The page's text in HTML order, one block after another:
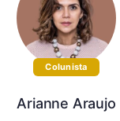
Colunista
Arianne Araujo